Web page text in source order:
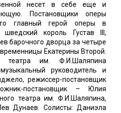
несет в себе еще и
Постановщики оперы
главный герой оперы в
король Густав III,
барочного дворца за четыре
Екатерины Второй.
театра им. Ф.И.Шаляпина
руководитель и
режиссер-постановщик
постановщик – Юлия
театра им. Ф.И.Шаляпина,
Дунаев. Солисты: Даниэла